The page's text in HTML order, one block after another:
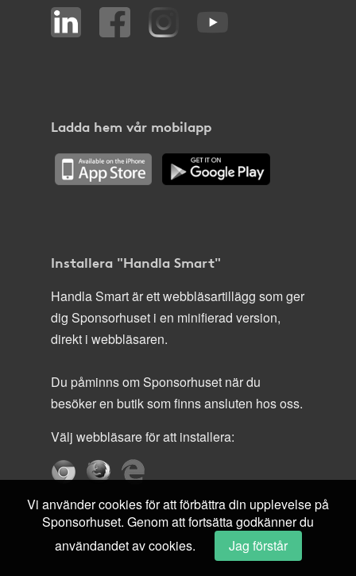
Ladda hem vår mobilapp
Installera "Handla Smart"
Handla Smart är ett webbläsartillägg som ger
dig Sponsorhuset i en minifierad version,
direkt i webbläsaren.
Du påminns om Sponsorhuset när du
besöker en butik som finns ansluten hos oss.
Välj webbläsare för att installera:
Vi använder cookies för att förbättra din upplevelse på
Sponsorhuset. Genom att fortsätta godkänner du
användandet av cookies.
Jag förstår